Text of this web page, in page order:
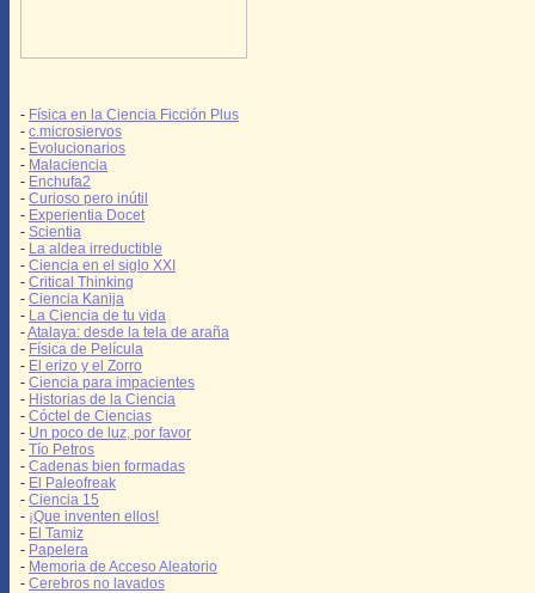
- Física en la Ciencia Ficción Plus
- c.microsiervos
- Evolucionarios
- Malaciencia
- Enchufa2
- Curioso pero inútil
- Experientia Docet
- Scientia
- La aldea irreductible
- Ciencia en el siglo XXI
- Critical Thinking
- Ciencia Kanija
- La Ciencia de tu vida
-Atalaya: desde la tela de araña
- Física de Película
- El erizo y el Zorro
- Ciencia para impacientes
- Historias de la Ciencia
- Cóctel de Ciencias
- Un poco de luz, por favor
- Tío Petros
- Cadenas bien formadas
- El Paleofreak
- Ciencia 15
- ¡Que inventen ellos!
- El Tamiz
- Papelera
- Memoria de Acceso Aleatorio
- Cerebros no lavados